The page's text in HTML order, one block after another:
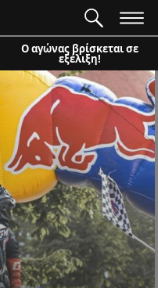
Ο αγώνας βρίσκεται σε
εξέλιξη!